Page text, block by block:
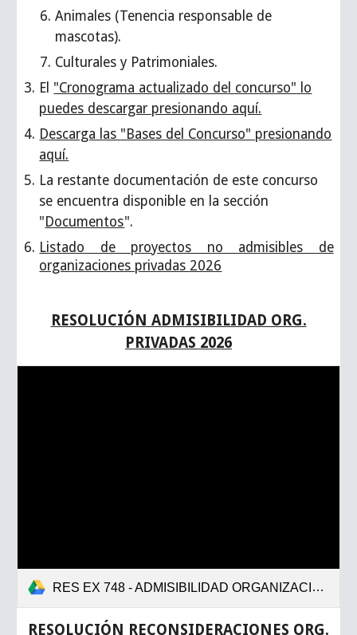
Animales (Tenencia responsable de
mascotas).
Culturales y Patrimoniales.
El "Cronograma actualizado del concurso" lo
puedes descargar presionando aquí.
Descarga las "Bases del Concurso" presionando
aquí.
La restante documentación de este concurso
se encuentra disponible en la sección
" Documentos".
Listado de proyectos no admisibles de
organizaciones privadas 2026
RESOLUCIÓN ADMISIBILIDAD ORG.
PRIVADAS 2026
RES EX 748 - ADMISIBILIDAD ORGANIZACIONES PRIVADAS.pdf
RESOLUCIÓN RECONSIDERACIONES ORG.